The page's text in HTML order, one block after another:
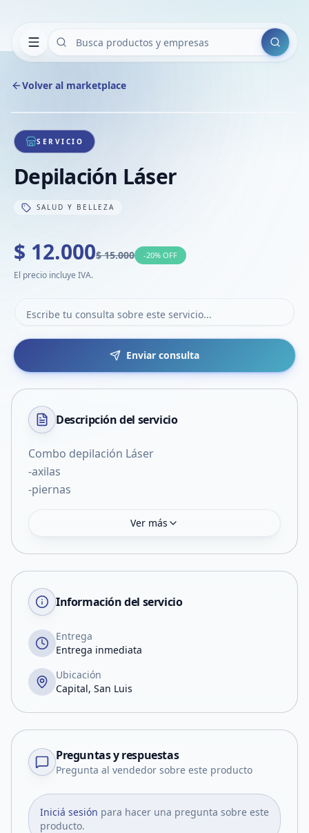
Buscar
Volver al marketplace
1/1
SERVICIO
Depilación Láser
SALUD Y BELLEZA
$ 12.000$ 15.000 -20% OFF
El precio incluye IVA.
Enviar consulta
Descripción del servicio
Combo depilación Láser
-axilas
-piernas
Ver más
Información del servicio
Entrega
Entrega inmediata
Ubicación
Capital, San Luis
Preguntas y respuestas
Pregunta al vendedor sobre este producto
Iniciá sesión para hacer una pregunta sobre este
producto.